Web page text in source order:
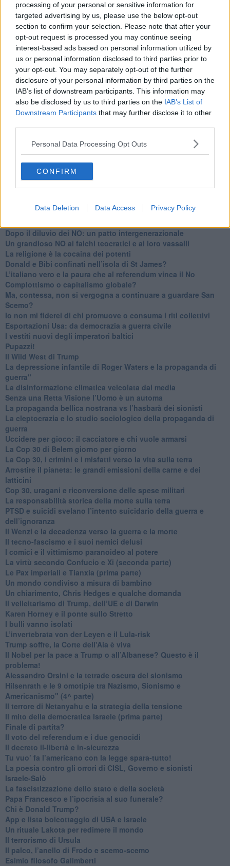
processing of your personal or sensitive information for
targeted advertising by us, please use the below opt-out
section to confirm your selection. Please note that after your
opt-out request is processed you may continue seeing
interest-based ads based on personal information utilized by
us or personal information disclosed to third parties prior to
your opt-out. You may separately opt-out of the further
disclosure of your personal information by third parties on the
IAB’s list of downstream participants. This information may
also be disclosed by us to third parties on the IAB’s List of
Downstream Participants that may further disclose it to other
Personal Data Processing Opt Outs
CONFIRM
Data Deletion Data Access Privacy Policy
​Un esempio di civismo
​Linee guida per organizzare il civismo della complessità
​Il ripristino della natura secondo la legge e l’impegno dei
Cittadini
Il nesso tra cambiamenti climatici e salute umana
Tutti morimmo a stento (3)
Tutti morimmo a stento (2)
​Tutti morimmo a stento (1)
IL CORRIDOIO BLU il resoconto del convegno
Un manuale essenziale per seguire il CORRIDOIO BLU
Il corridoio blu
​Il cronoprogramma ottimale verso il full electric sui traghetti
​I costi dell’adeguamento al cold ironing
Alcune domande da esordiente agli esperti che decidono le
Verso il full electric a gestione pubblica dei traghetti​
​La Scienza dei Cittadini e i Cittadini per l’Aria
Trump e le sue guerre contro i deboli e contro la terra
​Le furbate elettorali della Meloni e la testardaggine
​Date loro l’Oscar al posto del Nobel per la Pace
​Dopo il diluvio dei NO: un patto intergenerazionale
​Un grandioso NO ai falchi teocratici e ai loro vassalli
La religione è la cocaina dei potenti
Donald e Bibi confinati nell’isola di St James?
L’italiano vero e la paura che al referendum vinca il No
​Complottismo o capitalismo globale?
​Ma, contessa, non si vergogna a continuare a guardare San
Scemo?
​Io non mi fiderei di chi promuove o consuma i riti collettivi
Esportazioni Usa: da democrazia a guerra civile
​I vestiti nuovi degli imperatori baltici
​Pupazzi!
​Il Wild West di Trump
​La depressione infantile di Roger Waters e la propaganda di
guerra"
​La disinformazione climatica veicolata dai media
Senza una Retta Visione l’Uomo è un automa
​La propaganda bellica nostrana vs l’hasbarà dei sionisti
​La cleptocrazia e lo studio sociologico della propaganda di
guerra
​Uccidere per gioco: il cacciatore e chi vuole armarsi
​La Cop 30 di Belem giorno per giorno
La Cop 30, i crimini e i misfatti verso la vita sulla terra
Arrostire il pianeta: le grandi emissioni della carne e dei
latticini
​Cop 30, uragani e riconversione delle spese militari
La responsabilità storica della morte sulla terra
PTSD e suicidi svelano l’intento suicidario della guerra e
dell’ignoranza
Il Wenzi e la decadenza verso la guerra e la morte
​Il tecno-fascismo e i suoi nemici delusi
​I comici e il vittimismo paranoideo al potere
​La virtù secondo Confucio e Xi (seconda parte)
Le Pax imperiali e Tianxia (prima parte)
Un mondo condiviso a misura di bambino
​Un chiarimento, Chris Hedges e qualche domanda
Il velleitarismo di Trump, dell’UE e di Darwin
​Karen Horney e il ponte sullo Stretto
​I bulli vanno isolati
L’invertebrata von der Leyen e il Lula-risk
Trump soffre, la Corte dell'Aia è viva
​Il Nobel per la pace a Trump o all’Albanese? Questo è il
problema!
​Alessandro Orsini e la tetrade oscura del sionismo
​Hilsenrath e le 9 omotipie tra Nazismo, Sionismo e
Americanismo" (4^ parte)
​Il terrore di Netanyahu e la strategia della tensione
Il mito della democratica Israele (prima parte)
​Finale di partita?
​Il voto del referendum e i due genocidi
Il decreto il-libertà e in-sicurezza
Tu vuo’ fa l’americano con la legge spara-tutto!
La poesia contro gli orrori di CISL, Governo e sionisti
Israele-Salò
​La fascistizzazione dello stato e della società
Papa Francesco e l’ipocrisia al suo funerale?
​Chi è Donald Trump?
App e lista boicottaggio di USA e Israele
​Un rituale Lakota per redimere il mondo
Il terrorismo di Ursula
​Il palco, l’anello di Frodo e scemo-scemo
Esimio filosofo Galimberti